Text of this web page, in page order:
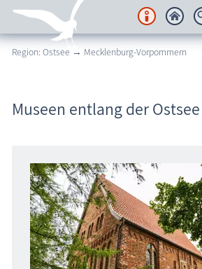
Unterkünfte
Karten
Freizeit
Wissenswertes
Region: Ostsee → Mecklenburg-Vorpommern
Museen entlang der Ostsee